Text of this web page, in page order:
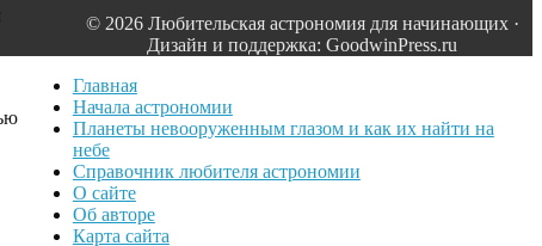
© 2026 Любительская астрономия для начинающих ·
Дизайн и поддержка: GoodwinPress.ru
Главная
Начала астрономии
Планеты невооруженным глазом и как их найти на
небе
Справочник любителя астрономии
О сайте
Об авторе
Карта сайта